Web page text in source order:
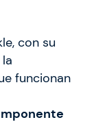
con su
funcionan